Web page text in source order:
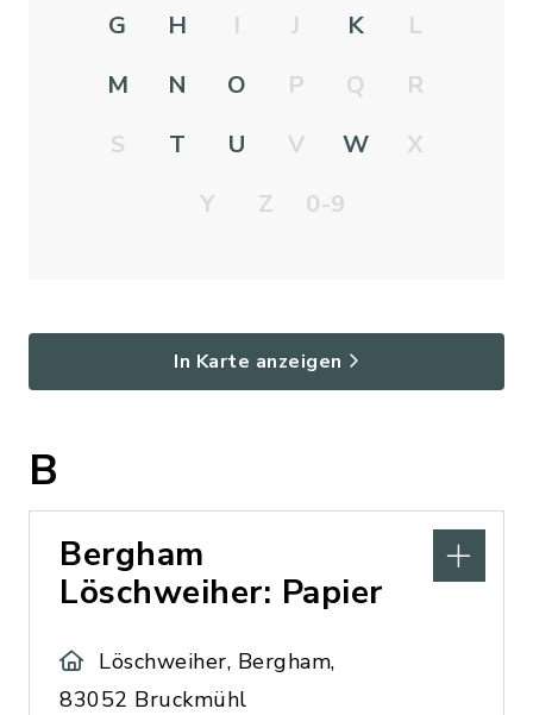
G
H I J K
L
M
N O P Q
R
S
T U V W
X
Y
Z 0-9
In Karte anzeigen
B
Bergham
Löschweiher: Papier
Löschweiher, Bergham,
83052 Bruckmühl